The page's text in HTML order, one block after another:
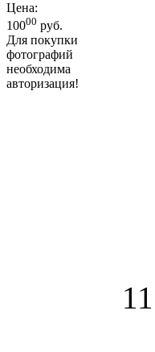
Цена:
10000 руб.
Для покупки
фотографий
необходима
авторизация!